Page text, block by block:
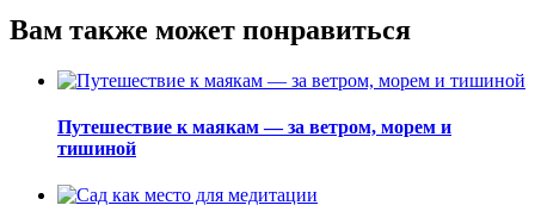
Вам также может понравиться
Путешествие к маякам — за ветром, морем и
тишиной